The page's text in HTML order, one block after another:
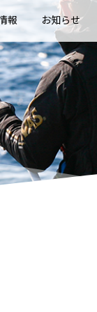
報 お知らせ